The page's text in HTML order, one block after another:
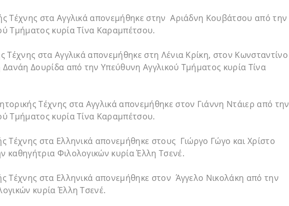
Τέχνης στα Αγγλικά απονεμήθηκε στην Αριάδνη Κουβάτσου από την
Τμήματος κυρία Τίνα Καραμπέτσου.
Τέχνης στα Αγγλικά απονεμήθηκε στη Λένια Κρίκη, στον Κωνσταντίνο
Δανάη Δουρίδα από την Υπεύθυνη Αγγλικού Τμήματος κυρία Τίνα
Τέχνης στα Αγγλικά απονεμήθηκε στον Γιάννη Ντάιερ από την
Τμήματος κυρία Τίνα Καραμπέτσου.
Τέχνης στα Ελληνικά απονεμήθηκε στους Γιώργο Γώγο και Χρίστο
καθηγήτρια Φιλολογικών κυρία Έλλη Τσενέ.
Τέχνης στα Ελληνικά απονεμήθηκε στον Άγγελο Νικολάκη από την
κυρία Έλλη Τσενέ.